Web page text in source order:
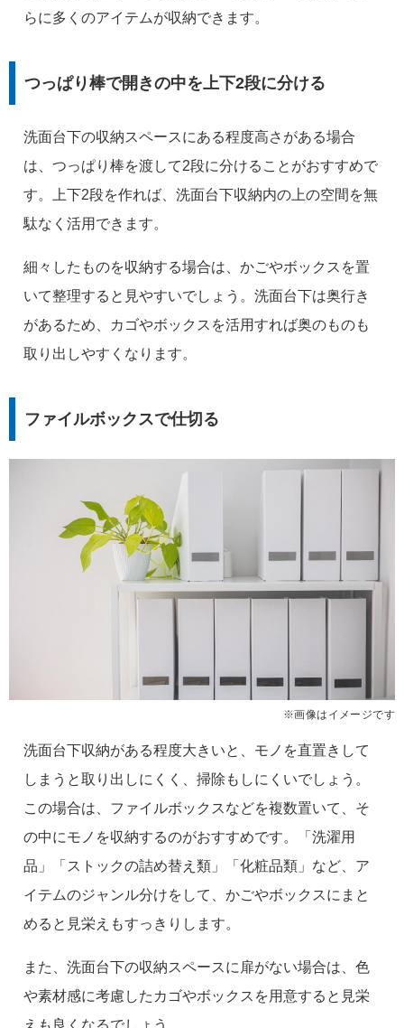
らに多くのアイテムが収納できます。
つっぱり棒で開きの中を上下2段に分ける
洗面台下の収納スペースにある程度高さがある場合
は、つっぱり棒を渡して2段に分けることがおすすめで
す。上下2段を作れば、洗面台下収納内の上の空間を無
駄なく活用できます。
細々したものを収納する場合は、かごやボックスを置
いて整理すると見やすいでしょう。洗面台下は奥行き
があるため、カゴやボックスを活用すれば奥のものも
取り出しやすくなります。
ファイルボックスで仕切る
※画像はイメージです
洗面台下収納がある程度大きいと、モノを直置きして
しまうと取り出しにくく、掃除もしにくいでしょう。
この場合は、ファイルボックスなどを複数置いて、そ
の中にモノを収納するのがおすすめです。「洗濯用
品」「ストックの詰め替え類」「化粧品類」など、ア
イテムのジャンル分けをして、かごやボックスにまと
めると見栄えもすっきりします。
また、洗面台下の収納スペースに扉がない場合は、色
や素材感に考慮したカゴやボックスを用意すると見栄
えも良くなるでしょう。